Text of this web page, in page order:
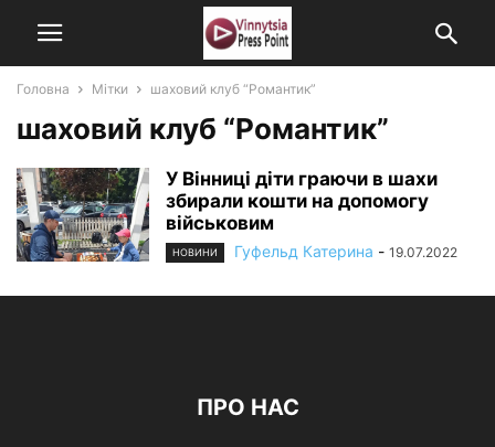
Головна Мітки шаховий клуб “Романтик”
шаховий клуб “Романтик”
У Вінниці діти граючи в шахи
збирали кошти на допомогу
військовим
НОВИНИ Гуфельд Катерина - 19.07.2022
ПРО НАС